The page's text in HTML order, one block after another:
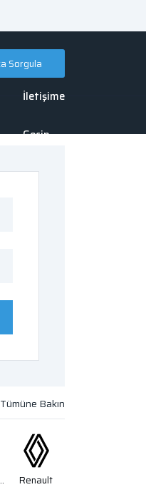
Sorgula
İletişime
Geçin
Benz Renault